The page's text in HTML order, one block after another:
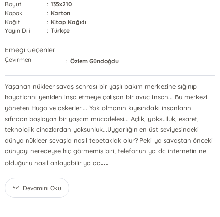
Boyut
: 135x210
Kapak
: Karton
Kağıt
: Kitap Kağıdı
Yayın Dili
: Türkçe
Emeği Geçenler
Çevirmen : Özlem Gündoğdu
Yaşanan nükleer savaş sonrası bir yaşlı bakım merkezine sığınıp
hayatlarını yeniden inşa etmeye çalışan bir avuç insan... Bu merkezi
yöneten Hugo ve askerleri... Yok olmanın kıyısındaki insanların
sıfırdan başlayan bir yaşam mücadelesi... Açlık, yoksulluk, esaret,
teknolojik cihazlardan yoksunluk...Uygarlığın en üst seviyesindeki
dünya nükleer savaşla nasıl tepetaklak olur? Peki ya savaştan önceki
dünyayı neredeyse hiç görmemiş biri, telefonun ya da internetin ne
olduğunu nasıl anlayabilir ya da...
Devamını Oku